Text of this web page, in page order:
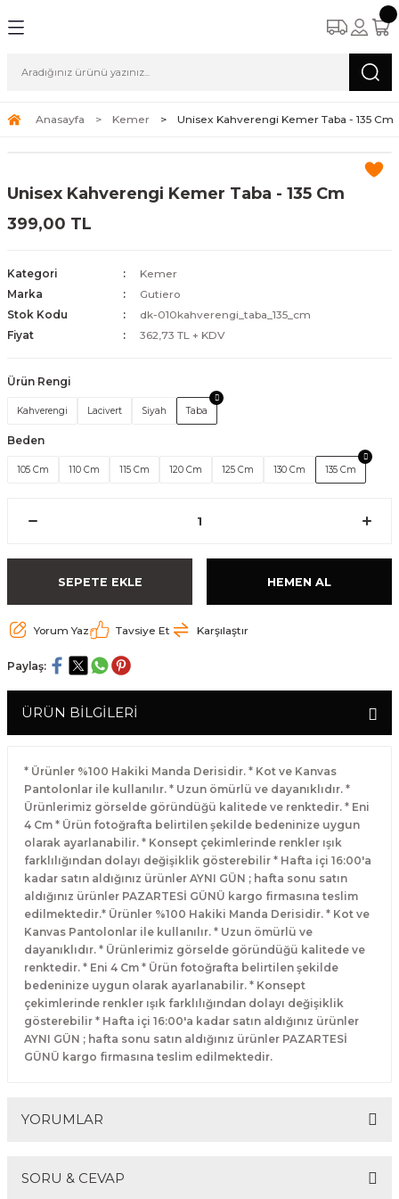
Anasayfa Kemer Unisex Kahverengi Kemer Taba - 135 Cm
Unisex Kahverengi Kemer Taba - 135 Cm
399,00 TL
Kategori
Kemer
Marka
Gutiero
Stok Kodu
dk-010kahverengi_taba_135_cm
Fiyat
362,73 TL + KDV
Ürün Rengi
Kahverengi Lacivert Siyah Taba
Beden
105 Cm 110 Cm 115 Cm 120 Cm 125 Cm 130 Cm 135 Cm
SEPETE EKLE HEMEN AL
Yorum Yaz Tavsiye Et Karşılaştır
Paylaş:
ÜRÜN BİLGİLERİ
* Ürünler %100 Hakiki Manda Derisidir. * Kot ve Kanvas
Pantolonlar ile kullanılır. * Uzun ömürlü ve dayanıklıdır. *
Ürünlerimiz görselde göründüğü kalitede ve renktedir. * Eni
4 Cm * Ürün fotoğrafta belirtilen şekilde bedeninize uygun
olarak ayarlanabilir. * Konsept çekimlerinde renkler ışık
farklılığından dolayı değişiklik gösterebilir * Hafta içi 16:00'a
kadar satın aldığınız ürünler AYNI GÜN ; hafta sonu satın
aldığınız ürünler PAZARTESİ GÜNÜ kargo firmasına teslim
edilmektedir.* Ürünler %100 Hakiki Manda Derisidir. * Kot ve
Kanvas Pantolonlar ile kullanılır. * Uzun ömürlü ve
dayanıklıdır. * Ürünlerimiz görselde göründüğü kalitede ve
renktedir. * Eni 4 Cm * Ürün fotoğrafta belirtilen şekilde
bedeninize uygun olarak ayarlanabilir. * Konsept
çekimlerinde renkler ışık farklılığından dolayı değişiklik
gösterebilir * Hafta içi 16:00'a kadar satın aldığınız ürünler
AYNI GÜN ; hafta sonu satın aldığınız ürünler PAZARTESİ
GÜNÜ kargo firmasına teslim edilmektedir.
YORUMLAR
SORU & CEVAP